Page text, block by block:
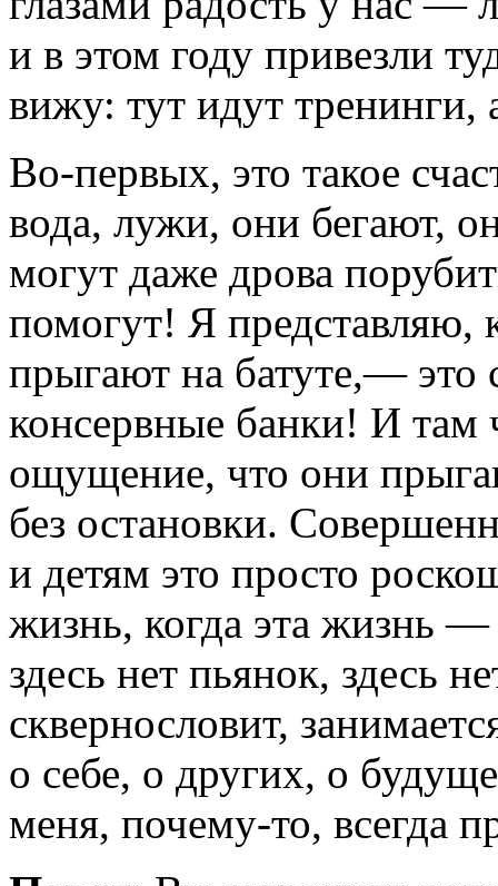
и в этом году привезли
вижу: тут идут
Во-первых, это такое
вода, лужи, они бегают,
могут даже дрова
помогут! Я представляю,
прыгают на батуте,—
консервные банки! И там
ощущение, что они
без остановки.
и детям это просто
жизнь, когда эта жизнь —
здесь нет пьянок, здесь
сквернословит,
о себе, о других, о
меня, почему-то, всегда